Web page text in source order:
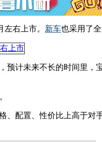
右上市。 新车也采用了
预计未来不长的时间里，
、配置、性价比上高于对